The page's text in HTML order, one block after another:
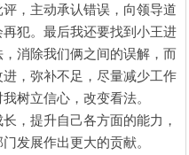
，主动承认错误，向领导道
犯。最后我还要找到小王进
消除我们俩之间的误解，而
，弥补不足，尽量减少工作
树立信心，改变看法。
提升自己各方面的能力，
发展作出更大的贡献。